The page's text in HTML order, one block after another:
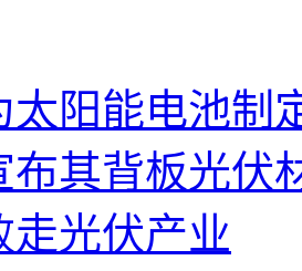
太阳能电池制
布其背板光伏
走光伏产业